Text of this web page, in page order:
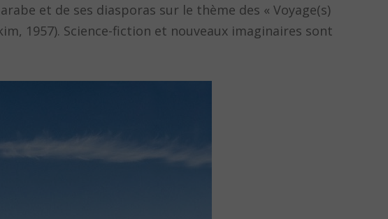
et de ses diasporas sur le thème des « Voyage(s)
1957). Science-fiction et nouveaux imaginaires sont